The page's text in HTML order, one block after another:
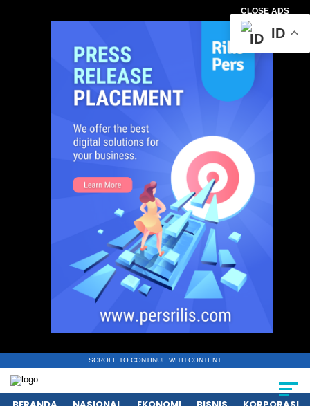
CLOSE ADS
SCROLL TO CONTINUE WITH CONTENT
ID